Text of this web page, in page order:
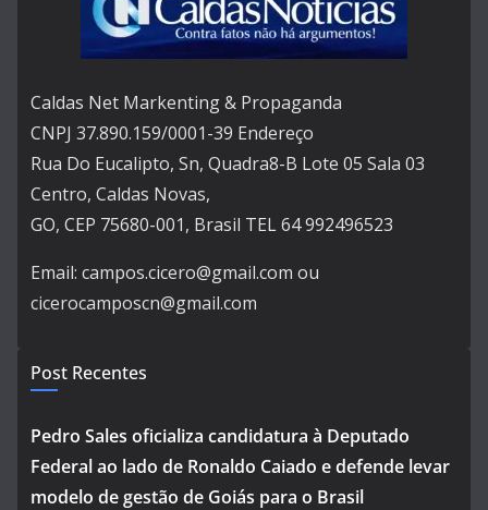
Caldas Net Markenting & Propaganda
CNPJ 37.890.159/0001-39 Endereço
Rua Do Eucalipto, Sn, Quadra8-B Lote 05 Sala 03
Centro, Caldas Novas,
GO, CEP 75680-001, Brasil TEL 64 992496523
Email: campos.cicero@gmail.com ou
cicerocamposcn@gmail.com
Post Recentes
Pedro Sales oficializa candidatura à Deputado
Federal ao lado de Ronaldo Caiado e defende levar
modelo de gestão de Goiás para o Brasil